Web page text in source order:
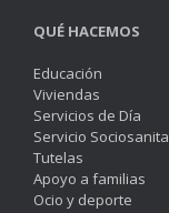
QUÉ HACEMOS
Educación
Viviendas
Servicios de Día
Servicio
Tutelas
Apoyo a familias
Ocio y deporte